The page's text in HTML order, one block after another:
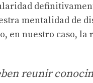
mentalidad de
en nuestro caso,
reunir